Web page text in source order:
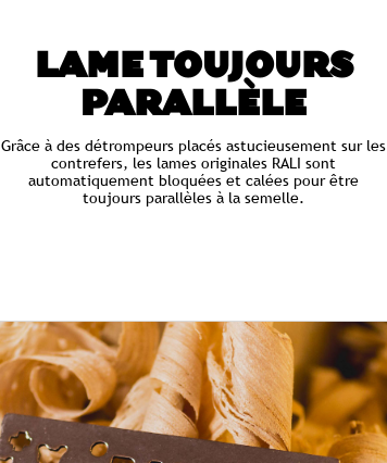
LAME TOUJOURS
PARALLÈLE
Grâce à des détrompeurs placés astucieusement sur les
contrefers, les lames originales RALI sont
automatiquement bloquées et calées pour être
toujours parallèles à la semelle.